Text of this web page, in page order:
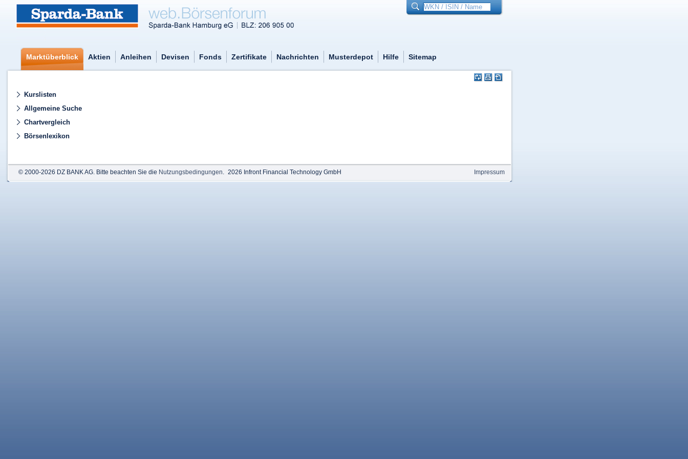
Marktüberblick Aktien Anleihen Devisen Fonds Zertifikate Nachrichten Musterdepot Hilfe Sitemap
Kurslisten
Allgemeine Suche
Chartvergleich
Börsenlexikon
© 2000-2026 DZ BANK AG. Bitte beachten Sie die Nutzungsbedingungen. 2026 Infront Financial Technology GmbH Impressum